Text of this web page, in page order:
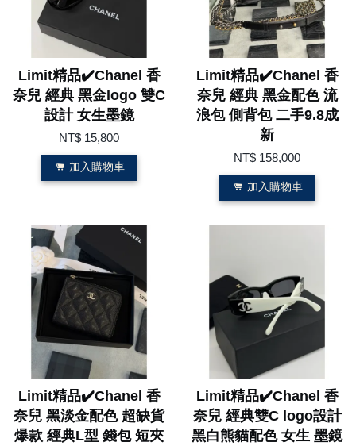
Limit精品✔️Chanel 香
奈兒 經典 黑金logo 雙C
設計 女生墨鏡
NT$ 15,800
加入購物車
Limit精品✔️Chanel 香
奈兒 經典 黑金配色 流
浪包 側背包 二手9.8成
新
NT$ 158,000
加入購物車
Limit精品✔️Chanel 香
奈兒 黑淡金配色 超缺貨
爆款 經典L型 錢包 短夾
Limit精品✔️Chanel 香
奈兒 經典雙C logo設計
黑白熊貓配色 女生 墨鏡